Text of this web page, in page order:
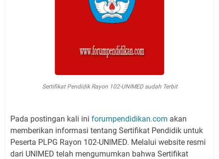
Sertifikat Pendidik Rayon 102-UNIMED sudah Terbit
Pada postingan kali ini forumpendidikan.com akan
memberikan informasi tentang Sertifikat Pendidik untuk
Peserta PLPG Rayon 102-UNIMED. Melalui website resmi
dari UNIMED telah mengumumkan bahwa Sertifikat